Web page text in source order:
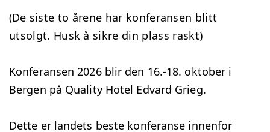
(De siste to årene har konferansen blitt
utsolgt. Husk å sikre din plass raskt)
Konferansen 2026 blir den 16.-18. oktober i
Bergen på Quality Hotel Edvard Grieg.
Dette er landets beste konferanse innenfor